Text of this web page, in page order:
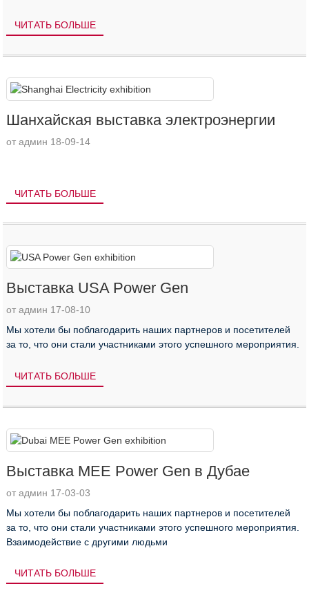
ЧИТАТЬ БОЛЬШЕ
Шанхайская выставка электроэнергии
от админ 18-09-14
ЧИТАТЬ БОЛЬШЕ
Выставка USA Power Gen
от админ 17-08-10
Мы хотели бы поблагодарить наших партнеров и посетителей
за то, что они стали участниками этого успешного мероприятия.
ЧИТАТЬ БОЛЬШЕ
Выставка MEE Power Gen в Дубае
от админ 17-03-03
Мы хотели бы поблагодарить наших партнеров и посетителей
за то, что они стали участниками этого успешного мероприятия.
Взаимодействие с другими людьми
ЧИТАТЬ БОЛЬШЕ